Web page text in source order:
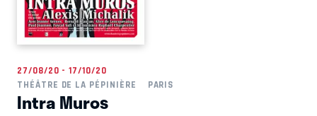
27/08/20 - 17/10/20
THÉÂTRE DE LA PÉPINIÈRE
PARIS
Intra Muros